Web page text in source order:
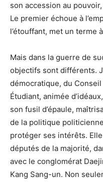
son accession au
Le premier échoue à
l’étouffant, met un terme
Mais dans la guerre de
objectifs sont différents.
démocratique, du
Étudiant, animée
son fusil d’épaule,
de la politique
protéger ses intérêts.
députés de la majorité,
avec le conglomérat
Kang Sang-un. Non